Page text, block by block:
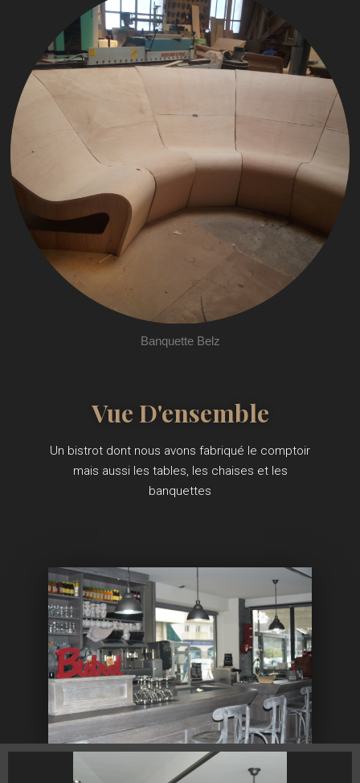
Banquette Belz
Vue D'ensemble
Un bistrot dont nous avons fabriqué le comptoir
mais aussi les tables, les chaises et les
banquettes